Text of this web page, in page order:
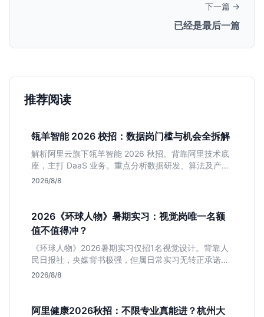
下一篇 →
已经是最后一篇
推荐阅读
瓴羊智能 2026 校招：数据岗门槛与机会全拆解
解析阿里云旗下瓴羊智能 2026 秋招。背靠阿里技术底
座，主打 DaaS 业务。重点分析数据研发、算法及产品
岗的硬性要求，评估 B 端数据路线的成长曲线与抗压挑
2026/8/8
2026《环球人物》暑期实习：视觉岗唯一名额
值不值得冲？
《环球人物》2026暑期实习仅招1名视觉设计。背靠人
民日报社，央媒背书极强，但属日常实习无转正承诺。
适合追求高含金量简历、能接受严谨流程的设计生，想
2026/8/8
阿里健康2026秋招：不限专业真能进？杭州大